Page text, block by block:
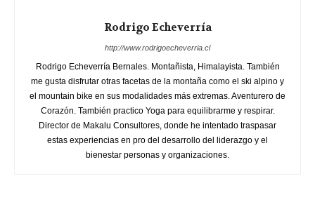
Rodrigo Echeverría
http://www.rodrigoecheverria.cl
Rodrigo Echeverría Bernales. Montañista, Himalayista. También
me gusta disfrutar otras facetas de la montaña como el ski alpino y
el mountain bike en sus modalidades más extremas. Aventurero de
Corazón. También practico Yoga para equilibrarme y respirar.
Director de Makalu Consultores, donde he intentado traspasar
estas experiencias en pro del desarrollo del liderazgo y el
bienestar personas y organizaciones.